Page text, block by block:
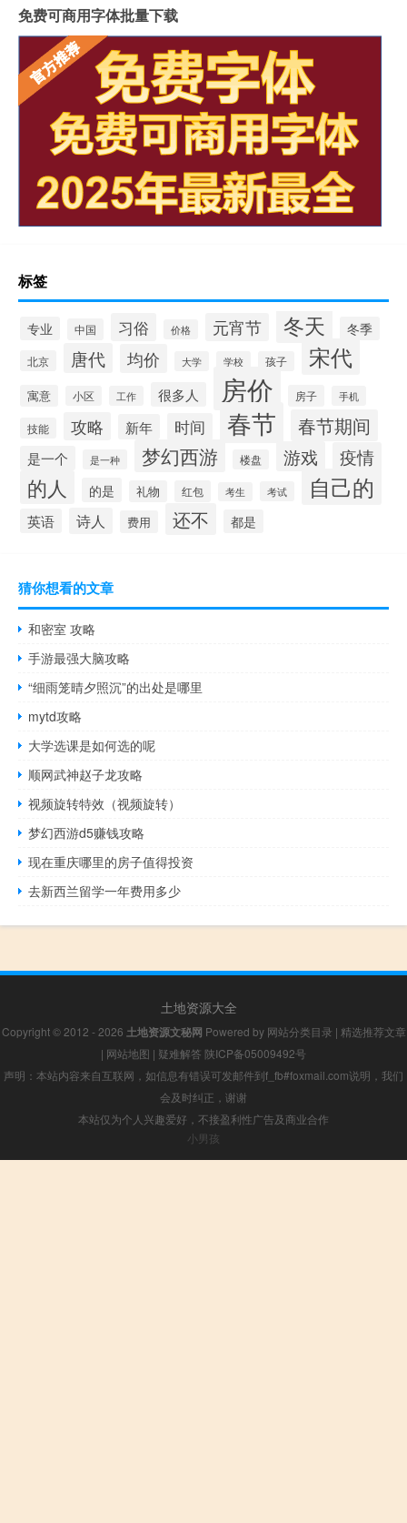
免费可商用字体批量下载
标签
专业 中国 习俗 价格 元宵节 冬天 冬季
北京 唐代 均价 大学 学校 孩子 宋代
寓意 小区 工作 很多人 房价 房子 手机
技能 攻略 新年 时间 春节 春节期间
是一个 是一种 梦幻西游 楼盘 游戏 疫情
的人 的是 礼物 红包 考生 考试 自己的
英语 诗人 费用 还不 都是
猜你想看的文章
和密室 攻略
手游最强大脑攻略
“细雨笼晴夕照沉”的出处是哪里
mytd攻略
大学选课是如何选的呢
顺网武神赵子龙攻略
视频旋转特效（视频旋转）
梦幻西游d5赚钱攻略
现在重庆哪里的房子值得投资
去新西兰留学一年费用多少
土地资源大全
Copyright © 2012 - 2026 土地资源文秘网 Powered by 网站分类目录 | 精选推荐文章
| 网站地图 | 疑难解答 陕ICP备05009492号
声明：本站内容来自互联网，如信息有错误可发邮件到f_fb#foxmail.com说明，我们
会及时纠正，谢谢
本站仅为个人兴趣爱好，不接盈利性广告及商业合作
小男孩